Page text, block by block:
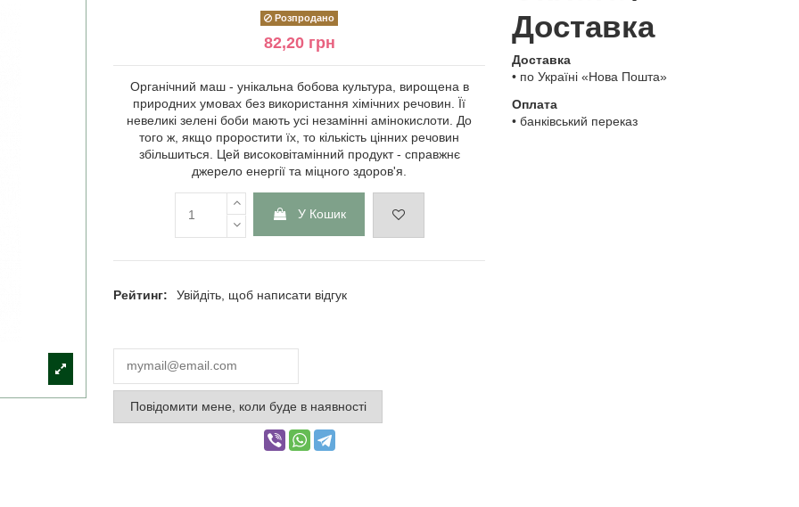
Розпродано
82,20 грн
Органічний маш - унікальна бобова культура, вирощена в
природних умовах без використання хімічних речовин. Її
невеликі зелені боби мають усі незамінні амінокислоти. До
того ж, якщо проростити їх, то кількість цінних речовин
збільшиться. Цей високовітамінний продукт - справжнє
джерело енергії та міцного здоров'я.
У Кошик
Рейтинг: Увійдіть, щоб написати відгук
Повідомити мене, коли буде в наявності
Доставка
Доставка
• по Україні «Нова Пошта»
Оплата
• банківський переказ